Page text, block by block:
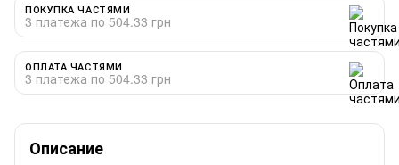
ПОКУПКА ЧАСТЯМИ
3 платежа по 504.33 грн
ОПЛАТА ЧАСТЯМИ
3 платежа по 504.33 грн
Описание